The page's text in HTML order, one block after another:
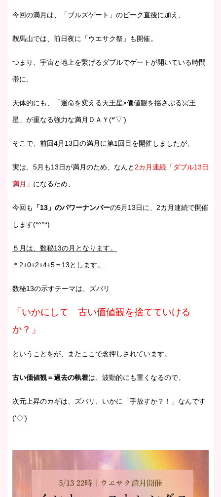
今回の満月は、「ブルズゲート」のピーク直後に加え、
鞍馬山では、前日夜に「ウエサク祭」も開催。
つまり、宇宙と地上を繋げるダブルでゲートが開いている時間
帯に、
天体的にも、「運命を変える天王星×価値観を揺さぶる冥王
星」が重なる強力な満月ＤＡＹ(*’▽’)
そこで、前回4月13日の満月に第1回目を開催しましたが、
実は、5月も13日が満月のため、なんと 2カ月連続「ダブル13日
満月」 になるため、
今回も 「13」のパワーナンバーの5月13日に、2カ月連続で開催
します(*^^*)
５月は、数秘13の月となります。
＊2+0+2+4+5＝13とします。
数秘13の示すテーマは、ズバリ
「いかにして 古い価値観を捨てていける
か？」
ということをが、またここで念押しされています。
古い価値観＝過去の執着は、波動的にも重くなるので、
次元上昇のカギは、ズバリ、いかに「手放すか？！」なんです
(‘◇’)ゞ